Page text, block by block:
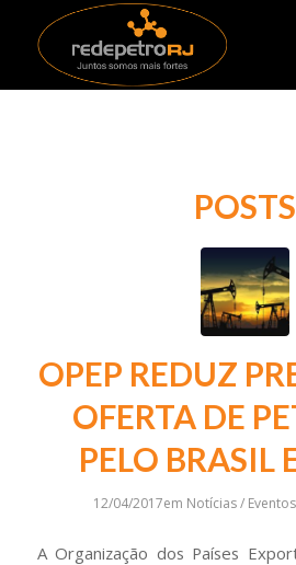
POSTS
OPEP REDUZ
OFERTA DE
PELO BRASIL
12/04/2017em Notícias / Eventos
A Organização dos Países